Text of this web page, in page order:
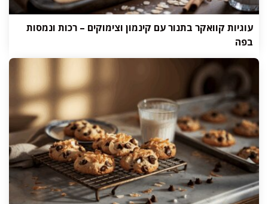
עוגיות קוואקר בתנור עם קינמון וצימוקים – רכות ונמסות
בפה